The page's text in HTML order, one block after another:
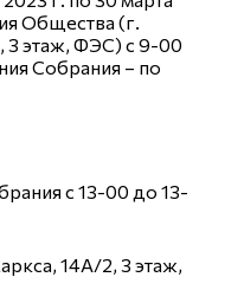
Общества (г.
3 этаж, ФЭС) с 9-00
Собрания – по
с 13-00 до 13-
14А/2, 3 этаж,